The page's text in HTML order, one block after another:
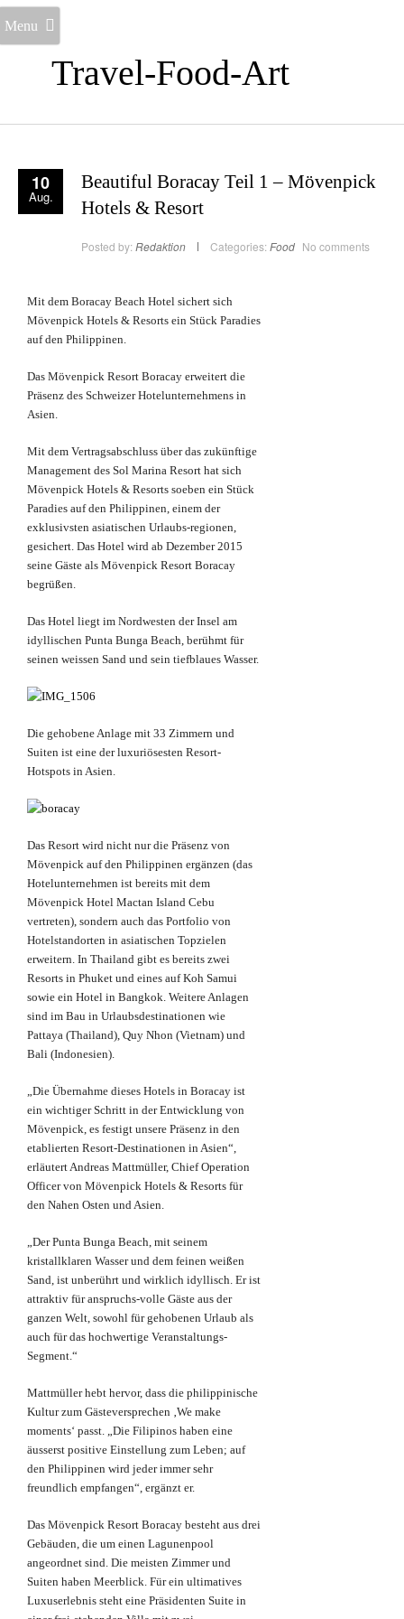
Travel-Food-Art
Menu
10
Aug.
Beautiful Boracay Teil 1 – Mövenpick
Hotels & Resort
Posted by: Redaktion Categories: Food No comments
Mit dem Boracay Beach Hotel sichert sich
Mövenpick Hotels & Resorts ein Stück Paradies
auf den Philippinen.
Das Mövenpick Resort Boracay erweitert die
Präsenz des Schweizer Hotelunternehmens in
Asien.
Mit dem Vertragsabschluss über das zukünftige
Management des Sol Marina Resort hat sich
Mövenpick Hotels & Resorts soeben ein Stück
Paradies auf den Philippinen, einem der
exklusivsten asiatischen Urlaubs-regionen,
gesichert. Das Hotel wird ab Dezember 2015
seine Gäste als Mövenpick Resort Boracay
begrüßen.
Das Hotel liegt im Nordwesten der Insel am
idyllischen Punta Bunga Beach, berühmt für
seinen weissen Sand und sein tiefblaues Wasser.
Die gehobene Anlage mit 33 Zimmern und
Suiten ist eine der luxuriösesten Resort-
Hotspots in Asien.
Das Resort wird nicht nur die Präsenz von
Mövenpick auf den Philippinen ergänzen (das
Hotelunternehmen ist bereits mit dem
Mövenpick Hotel Mactan Island Cebu
vertreten), sondern auch das Portfolio von
Hotelstandorten in asiatischen Topzielen
erweitern. In Thailand gibt es bereits zwei
Resorts in Phuket und eines auf Koh Samui
sowie ein Hotel in Bangkok. Weitere Anlagen
sind im Bau in Urlaubsdestinationen wie
Pattaya (Thailand), Quy Nhon (Vietnam) und
Bali (Indonesien).
„Die Übernahme dieses Hotels in Boracay ist
ein wichtiger Schritt in der Entwicklung von
Mövenpick, es festigt unsere Präsenz in den
etablierten Resort-Destinationen in Asien“,
erläutert Andreas Mattmüller, Chief Operation
Officer von Mövenpick Hotels & Resorts für
den Nahen Osten und Asien.
„Der Punta Bunga Beach, mit seinem
kristallklaren Wasser und dem feinen weißen
Sand, ist unberührt und wirklich idyllisch. Er ist
attraktiv für anspruchs-volle Gäste aus der
ganzen Welt, sowohl für gehobenen Urlaub als
auch für das hochwertige Veranstaltungs-
Segment.“
Mattmüller hebt hervor, dass die philippinische
Kultur zum Gästeversprechen ‚We make
moments‘ passt. „Die Filipinos haben eine
äusserst positive Einstellung zum Leben; auf
den Philippinen wird jeder immer sehr
freundlich empfangen“, ergänzt er.
Das Mövenpick Resort Boracay besteht aus drei
Gebäuden, die um einen Lagunenpool
angeordnet sind. Die meisten Zimmer und
Suiten haben Meerblick. Für ein ultimatives
Luxuserlebnis steht eine Präsidenten Suite in